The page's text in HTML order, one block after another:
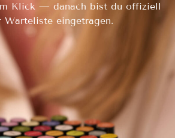
Klick — danach bist du offiziell
Warteliste eingetragen.